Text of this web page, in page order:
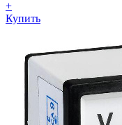
+
Купить